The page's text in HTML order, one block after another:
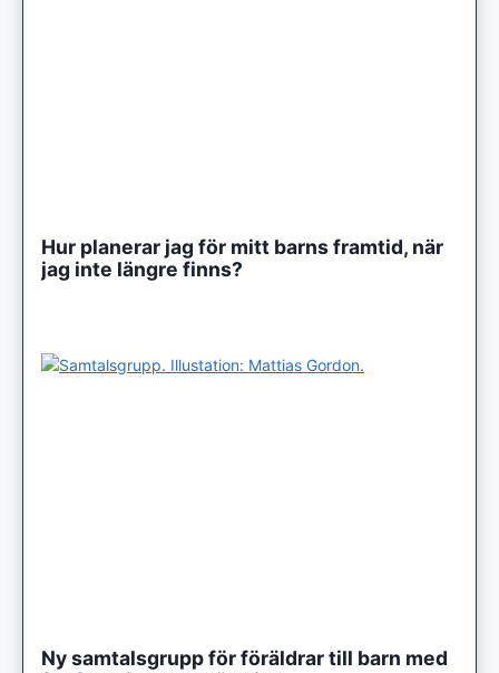
Hur planerar jag för mitt barns framtid, när
jag inte längre finns?
Ny samtalsgrupp för föräldrar till barn med